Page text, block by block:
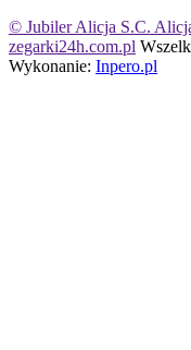
© Jubiler Alicja S.C.
zegarki24h.com.pl
Wykonanie: Inpero.pl